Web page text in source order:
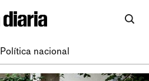
Política nacional